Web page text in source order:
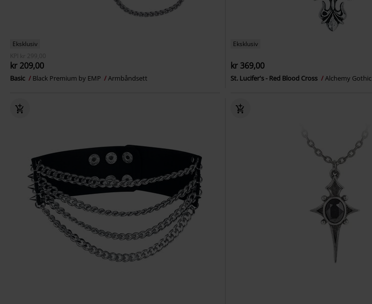
Eksklusiv
KPI
kr 299,00
kr 209,00
Basic Black Premium by EMP Armbåndsett
Eksklusiv
kr 369,00
St. Lucifer's - Red Blood Cross Alchemy Gothic